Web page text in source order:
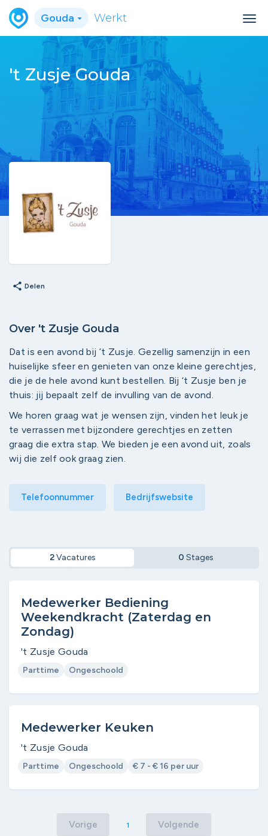
Gouda Werkt
't Zusje Gouda
share Delen
Over 't Zusje Gouda
Dat is een avond bij ’t Zusje. Gezellig samenzijn in een
huiselijke sfeer en genieten van onze kleine gerechtjes,
die je de hele avond kunt bestellen. Bij ‘t Zusje ben je
thuis: jij bepaalt zelf de invulling van de avond.
We horen graag wat je wensen zijn, vinden het leuk je
te verrassen met bijzondere gerechtjes en zetten
graag die extra stap. We bieden je een avond uit, zoals
wij die zelf ook graag zien.
Telefoonnummer Bedrijfswebsite
2Vacatures 0 Stages
Medewerker Bediening
Weekendkracht (Zaterdag en
Zondag)
't Zusje Gouda
Parttime Ongeschoold
Medewerker Keuken
't Zusje Gouda
Parttime Ongeschoold € 7 - € 16 per uur
Vorige 1 Volgende